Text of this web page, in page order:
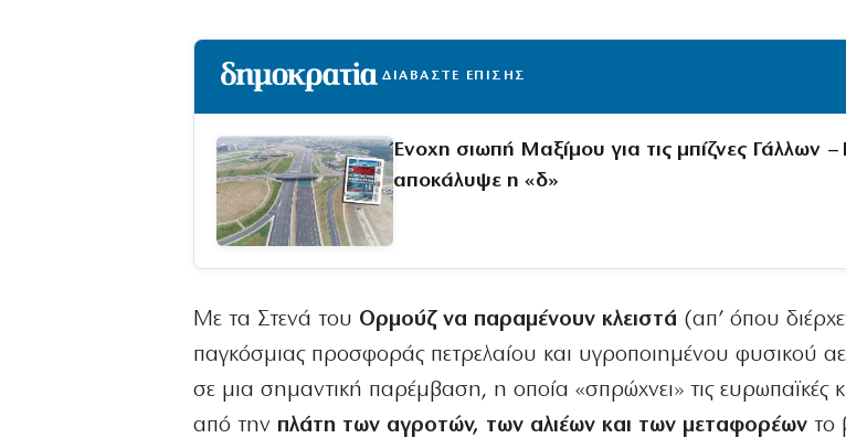
ΔΙΑΒΑΣΤΕ ΕΠΙΣΗΣ
Ένοχη σιωπή Μαξίμου για τις μπίζνες Γάλλων
αποκάλυψε η «δ»
Με τα Στενά του Ορμούζ να παραμένουν κλειστά (απ’ όπου
παγκόσμιας προσφοράς πετρελαίου και υγροποιημένου φυσικού
σε μια σημαντική παρέμβαση, η οποία «σπρώχνει» τις ευρωπαϊκές
από την πλάτη των αγροτών, των αλιέων και των μεταφορέων το